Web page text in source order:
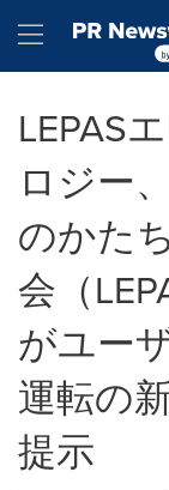
Hamburger
LEPAS
ロジー
のかた
会（
がユー
運転の
提示